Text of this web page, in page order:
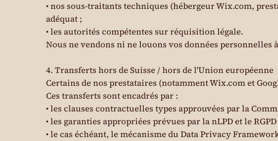
• nos sous-traitants techniques (hébergeur Wix.com,
adéquat ;
• les autorités compétentes sur réquisition légale.
Nous ne vendons ni ne louons vos données personnelles
4. Transferts hors de Suisse / hors de l'Union européenne
Certains de nos prestataires (notamment Wix.com et
Ces transferts sont encadrés par :
• les clauses contractuelles types approuvées par la
• les garanties appropriées prévues par la nLPD et le RGPD
• le cas échéant, le mécanisme du Data Privacy